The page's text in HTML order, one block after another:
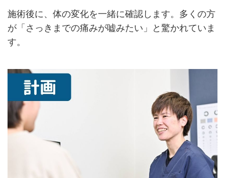
施術後に、体の変化を一緒に確認します。多くの方
が「さっきまでの痛みが嘘みたい」と驚かれていま
す。